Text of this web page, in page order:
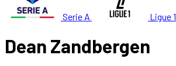
Serie A Ligue 1
Dean Zandbergen